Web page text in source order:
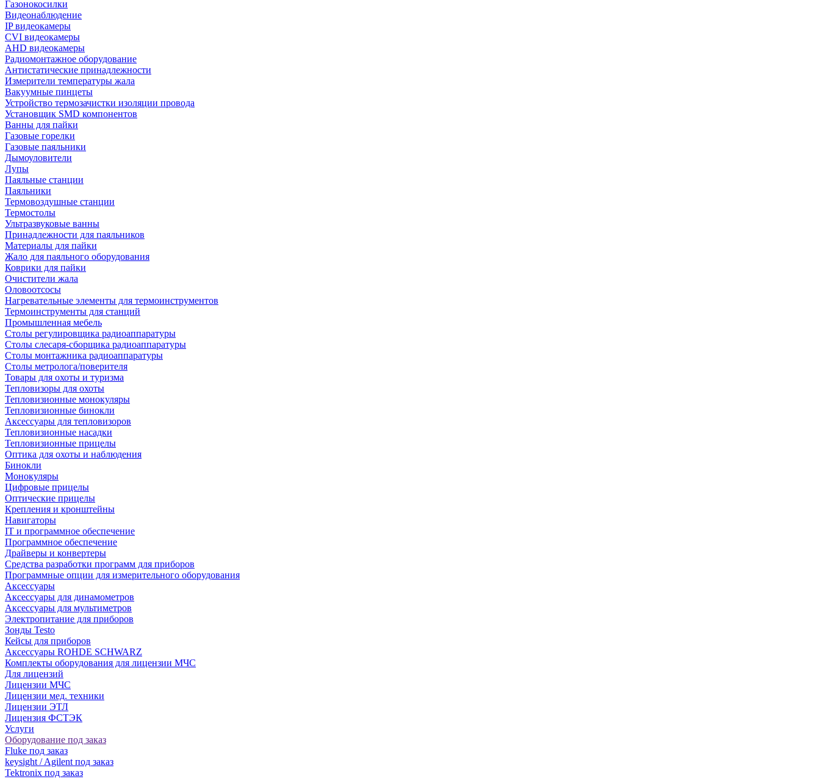
Газонокосилки
Видеонаблюдение
IP видеокамеры
CVI видеокамеры
AHD видеокамеры
Радиомонтажное оборудование
Антистатические принадлежности
Измерители температуры жала
Вакуумные пинцеты
Устройство термозачистки изоляции провода
Установщик SMD компонентов
Ванны для пайки
Газовые горелки
Газовые паяльники
Дымоуловители
Лупы
Паяльные станции
Паяльники
Термовоздушные станции
Термостолы
Ультразвуковые ванны
Принадлежности для паяльников
Материалы для пайки
Жало для паяльного оборудования
Коврики для пайки
Очистители жала
Оловоотсосы
Нагревательные элементы для термоинструментов
Термоинструменты для станций
Промышленная мебель
Столы регулировщика радиоаппаратуры
Столы слесаря-сборщика радиоаппаратуры
Столы монтажника радиоаппаратуры
Столы метролога/поверителя
Товары для охоты и туризма
Тепловизоры для охоты
Тепловизионные монокуляры
Тепловизионные бинокли
Аксессуары для тепловизоров
Тепловизионные насадки
Тепловизионные прицелы
Оптика для охоты и наблюдения
Бинокли
Монокуляры
Цифровые прицелы
Оптические прицелы
Крепления и кронштейны
Навигаторы
IT и программное обеспечение
Программное обеспечение
Драйверы и конвертеры
Средства разработки программ для приборов
Программные опции для измерительного оборудования
Аксессуары
Аксессуары для динамометров
Аксессуары для мультиметров
Электропитание для приборов
Зонды Testo
Кейсы для приборов
Аксессуары ROHDE SCHWARZ
Комплекты оборудования для лицензии МЧС
Для лицензий
Лицензии МЧС
Лицензии мед. техники
Лицензии ЭТЛ
Лицензия ФСТЭК
Услуги
Оборудование под заказ
Fluke под заказ
keysight / Agilent под заказ
Tektronix под заказ